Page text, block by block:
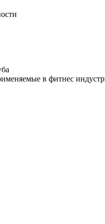
в фитнес